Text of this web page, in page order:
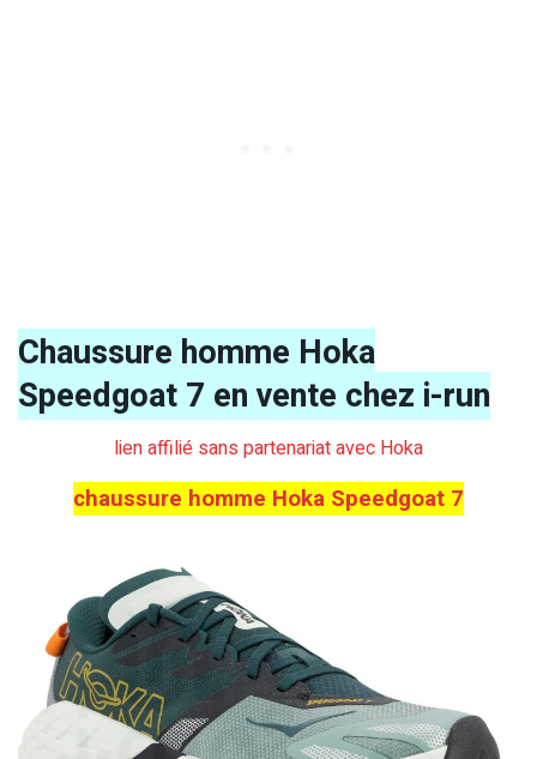
Chaussure homme Hoka
Speedgoat 7 en vente chez i-run
lien affilié sans partenariat avec Hoka
chaussure homme Hoka Speedgoat 7